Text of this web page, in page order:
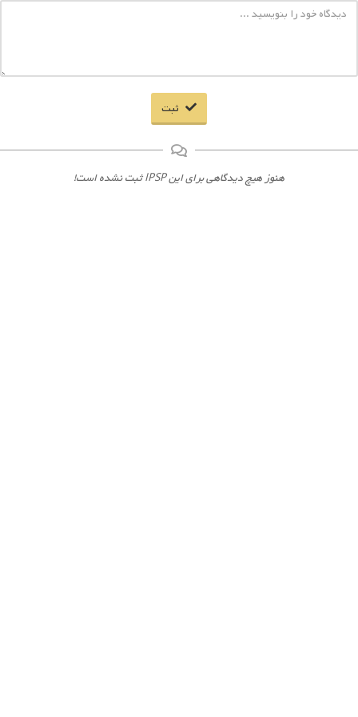
ثبت
هنوز هیچ دیدگاهی برای این IPSP ثبت نشده است!